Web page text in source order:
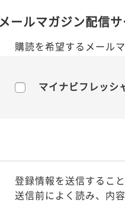
メールマガジン配信サ
購読を希望するメール
マイナビフレッシ
登録情報を送信するこ
送信前によく読み、内